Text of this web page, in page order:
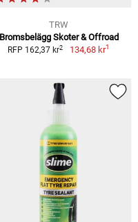
TRW
Bromsbelägg Skoter & Offroad
RFP 162,37 kr2 134,68 kr1